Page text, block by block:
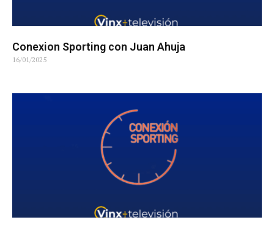
Conexion Sporting con Juan Ahuja
16/01/2025